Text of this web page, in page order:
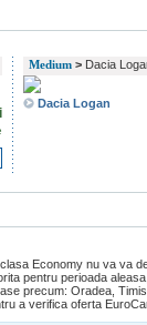
Medium > Dacia
Dacia Logan
Economy nu va va
pentru perioada
precum: Oradea,
a verifica oferta